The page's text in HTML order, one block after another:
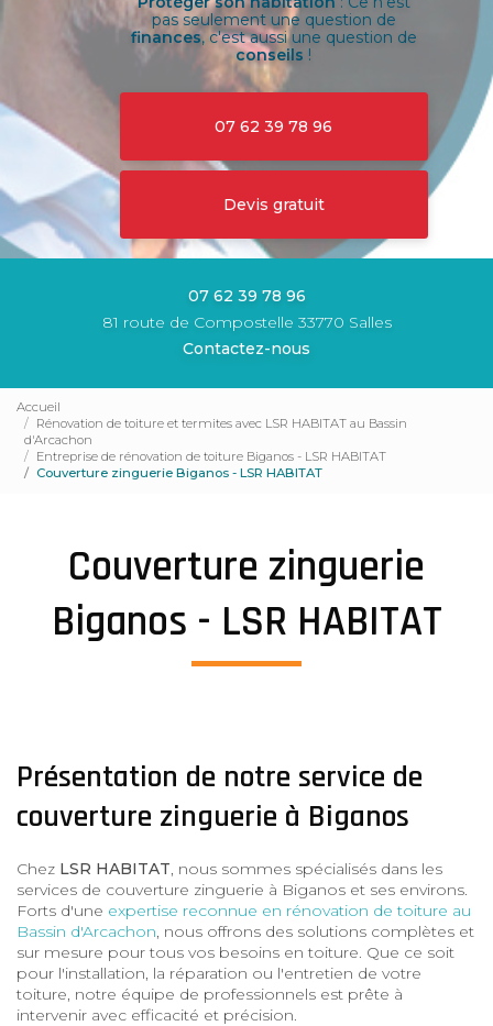
pas seulement une question de
finances, c'est aussi une question de
conseils !
07 62 39 78 96
Devis gratuit
07 62 39 78 96
81 route de Compostelle 33770 Salles
Contactez-nous
Accueil
Rénovation de toiture et termites avec LSR HABITAT au Bassin
d'Arcachon
Entreprise de rénovation de toiture Biganos - LSR HABITAT
Couverture zinguerie Biganos - LSR HABITAT
Couverture zinguerie
Biganos - LSR HABITAT
Présentation de notre service de
couverture zinguerie à Biganos
Chez LSR HABITAT, nous sommes spécialisés dans les
services de couverture zinguerie à Biganos et ses environs.
Forts d'une expertise reconnue en rénovation de toiture au
Bassin d'Arcachon, nous offrons des solutions complètes et
sur mesure pour tous vos besoins en toiture. Que ce soit
pour l'installation, la réparation ou l'entretien de votre
toiture, notre équipe de professionnels est prête à
intervenir avec efficacité et précision.